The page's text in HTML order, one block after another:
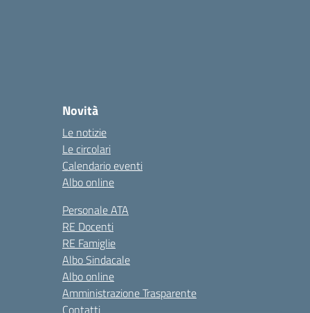
Novità
Le notizie
Le circolari
Calendario eventi
Albo online
Personale ATA
RE Docenti
RE Famiglie
Albo Sindacale
Albo online
Amministrazione Trasparente
Contatti